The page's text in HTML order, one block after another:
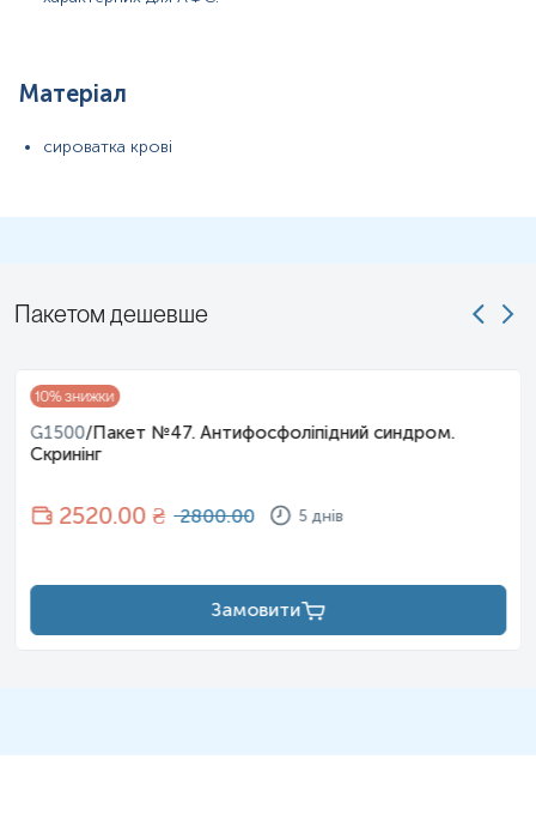
Примітка!
Матеріал
сироватка крові
Пакетом дешевше
10% знижки
G1500/Пакет №47. Антифосфоліпідний синдром.
Скринінг
2520.00 ₴ 2800.00 5 днів
Замовити